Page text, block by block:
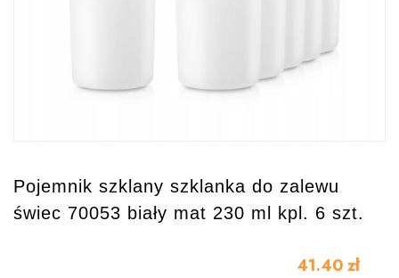
Pojemnik szklany szklanka do zalewu
świec 70053 biały mat 230 ml kpl. 6 szt.
41.40 zł